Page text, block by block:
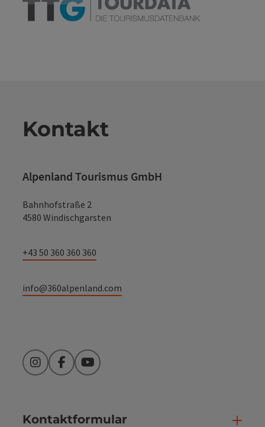
Kontakt
Alpenland Tourismus GmbH
Bahnhofstraße 2
4580 Windischgarsten
+43 50 360 360 360
info@360alpenland.com
InstagramFacebookYouTube
Kontaktformular